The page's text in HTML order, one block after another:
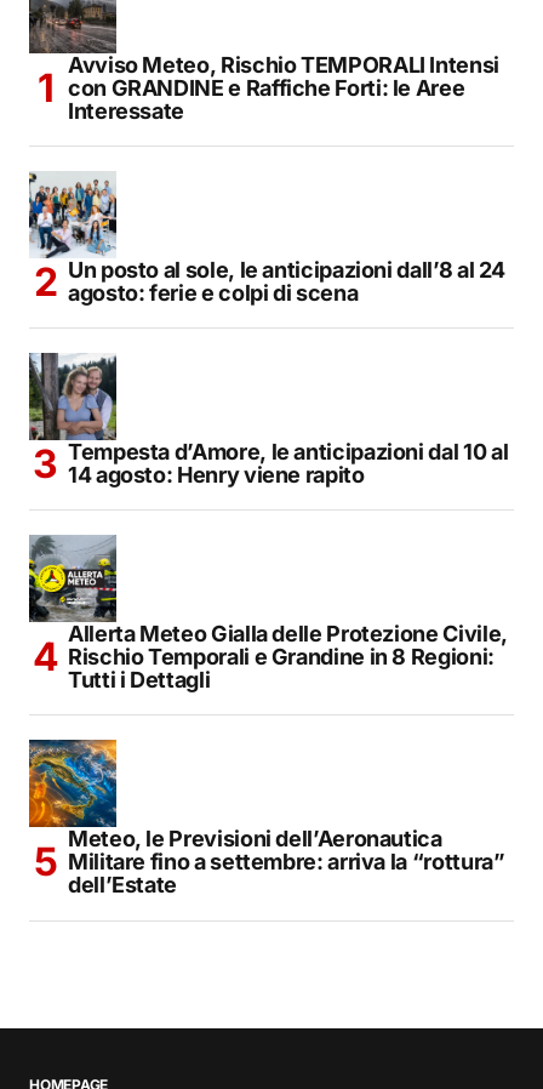
Avviso Meteo, Rischio TEMPORALI Intensi
con GRANDINE e Raffiche Forti: le Aree
Interessate
Un posto al sole, le anticipazioni dall’8 al 24
agosto: ferie e colpi di scena
Tempesta d’Amore, le anticipazioni dal 10 al
14 agosto: Henry viene rapito
Allerta Meteo Gialla delle Protezione Civile,
Rischio Temporali e Grandine in 8 Regioni:
Tutti i Dettagli
Meteo, le Previsioni dell’Aeronautica
Militare fino a settembre: arriva la “rottura”
dell’Estate
HOMEPAGE